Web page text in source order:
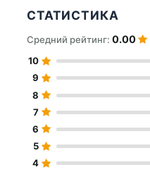
СТАТИСТИКА
Средний рейтинг: 0.00
10
9
8
7
6
5
4